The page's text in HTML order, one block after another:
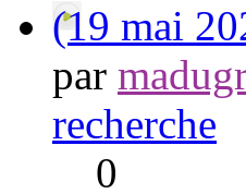
(19 mai
par
recherche
0